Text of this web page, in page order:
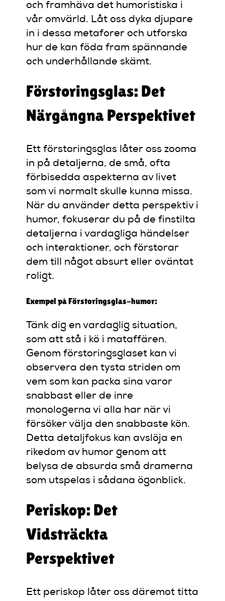
och framhäva det humoristiska i
vår omvärld. Låt oss dyka djupare
in i dessa metaforer och utforska
hur de kan föda fram spännande
och underhållande skämt.
Förstoringsglas: Det
Närgångna Perspektivet
Ett förstoringsglas låter oss zooma
in på detaljerna, de små, ofta
förbisedda aspekterna av livet
som vi normalt skulle kunna missa.
När du använder detta perspektiv i
humor, fokuserar du på de finstilta
detaljerna i vardagliga händelser
och interaktioner, och förstorar
dem till något absurt eller oväntat
roligt.
Exempel på Förstoringsglas-humor:
Tänk dig en vardaglig situation,
som att stå i kö i mataffären.
Genom förstoringsglaset kan vi
observera den tysta striden om
vem som kan packa sina varor
snabbast eller de inre
monologerna vi alla har när vi
försöker välja den snabbaste kön.
Detta detaljfokus kan avslöja en
rikedom av humor genom att
belysa de absurda små dramerna
som utspelas i sådana ögonblick.
Periskop: Det
Vidsträckta
Perspektivet
Ett periskop låter oss däremot titta